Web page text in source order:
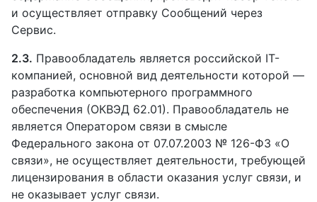
и осуществляет отправку Сообщений через
Сервис.
2.3. Правообладатель является российской IT-
компанией, основной вид деятельности которой —
разработка компьютерного программного
обеспечения (ОКВЭД 62.01). Правообладатель не
является Оператором связи в смысле
Федерального закона от 07.07.2003 № 126-ФЗ «О
связи», не осуществляет деятельности, требующей
лицензирования в области оказания услуг связи, и
не оказывает услуг связи.